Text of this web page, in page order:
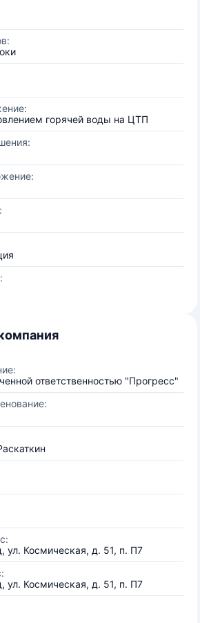
горячей воды на ЦТП
ответственностью "Прогресс"
ул. Космическая, д. 51, п. П7
ул. Космическая, д. 51, п. П7